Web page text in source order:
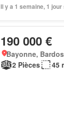
Il y a 1 semaine, 1
190 000 €
Bayonne, Bardos
2 Pièces
45